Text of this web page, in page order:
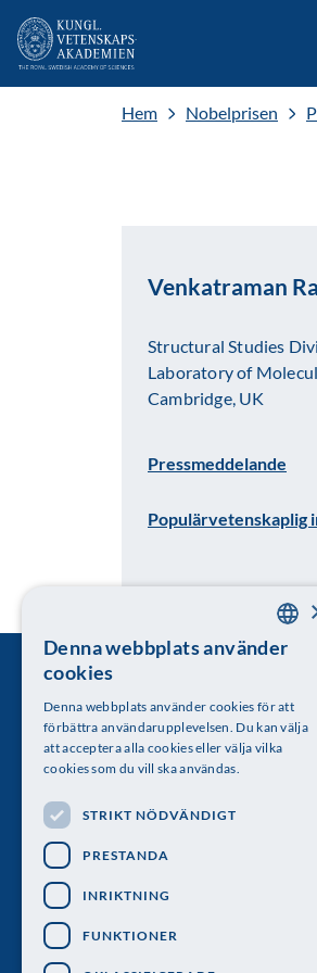
Hem Nobelprisen
Venkatraman
Structural Studies
Laboratory of
Cambridge, UK
Pressmeddelande
Populärvetenskaplig
Kungl. Vetenskapsakademien
Besöksadress: Lilla Frescativägen 4A
Telefon: 08-673 95 00
Denna webbplats använder
cookies
Denna webbplats använder cookies för att
förbättra användarupplevelsen. Du kan välja
att acceptera alla cookies eller välja vilka
cookies som du vill ska användas.
STRIKT NÖDVÄNDIGT
PRESTANDA
INRIKTNING
FUNKTIONER